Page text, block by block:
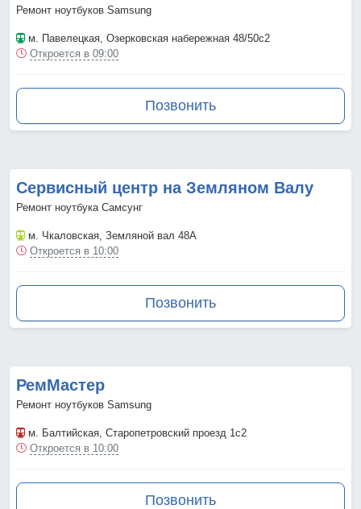
Ремонт ноутбуков Samsung
м. Павелецкая , Озерковская набережная 48/50с2
Откроется в 09:00
Позвонить
Сервисный центр на Земляном Валу
Ремонт ноутбука Самсунг
м. Чкаловская , Земляной вал 48А
Откроется в 10:00
Позвонить
РемМастер
Ремонт ноутбуков Samsung
м. Балтийская , Старопетровский проезд 1с2
Откроется в 10:00
Позвонить